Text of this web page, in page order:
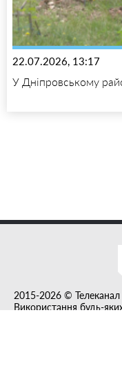
22.07.2026, 13:17
У Дніпровському
2015-2026 © Телеканал
Використання будь-